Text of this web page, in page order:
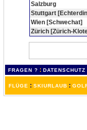
Salzburg
Stuttgart
Wien [Schwechat]
Zürich [Zürich-
FRAGEN ? : DATENSCHUTZ
FLÜGE : SKIURLAUB :